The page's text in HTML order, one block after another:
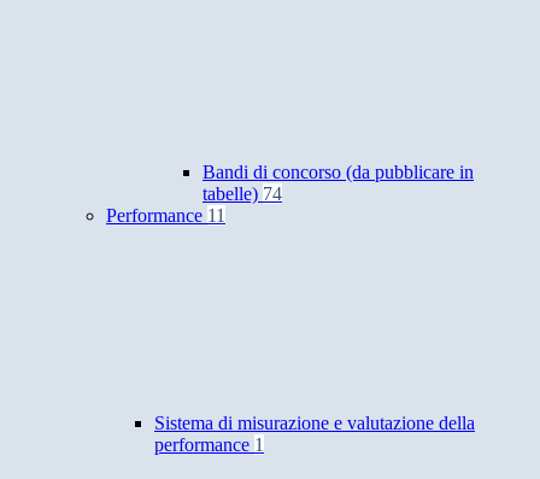
Bandi di concorso (da pubblicare in
tabelle) 74
Performance 11
Sistema di misurazione e valutazione della
performance 1